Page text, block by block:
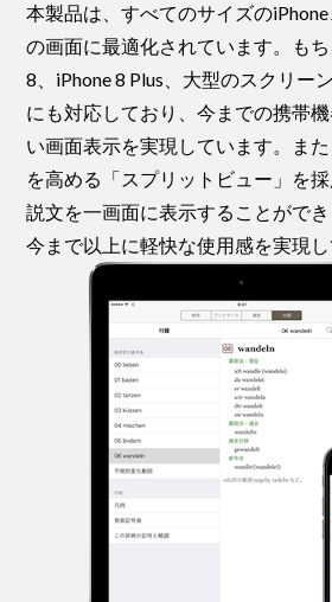
本製品は、すべてのサイズの
の画面に最適化されています。も
8、iPhone 8 Plus、大型のスクリー
にも対応しており、今までの携帯
い画面表示を実現しています。ま
を高める「スプリットビュー」を
説文を一画面に表示することができ
今まで以上に軽快な使用感を実現し